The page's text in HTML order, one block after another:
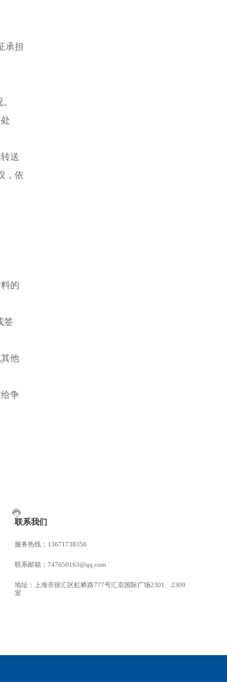
承担
送
，依
的
签
他
争
联系我们
服务热线：13671738356
联系邮箱：747650163@qq.com
地址：上海市徐汇区虹桥路777号汇京国际广场2301、2309
室